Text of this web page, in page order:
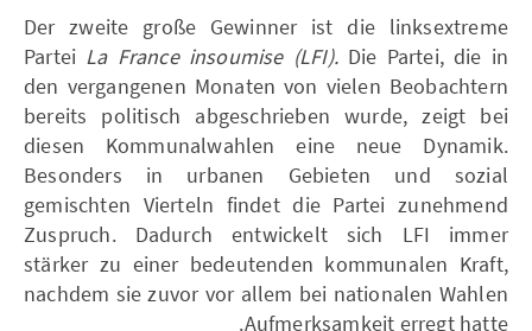
Der zweite große Gewinner ist die linksextreme
Partei La France insoumise (LFI).Die Partei, die in
den vergangenen Monaten von vielen Beobachtern
bereits politisch abgeschrieben wurde, zeigt bei
diesen Kommunalwahlen eine neue Dynamik.
Besonders in urbanen Gebieten und sozial
gemischten Vierteln findet die Partei zunehmend
Zuspruch. Dadurch entwickelt sich LFI immer
stärker zu einer bedeutenden kommunalen Kraft,
nachdem sie zuvor vor allem bei nationalen Wahlen
Aufmerksamkeit erregt hatte.